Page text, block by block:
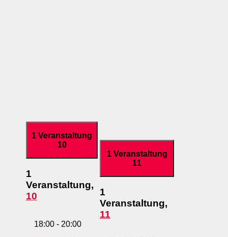
1 Veranstaltung
10
1
Veranstaltung,
10
18:00 - 20:00
1 Veranstaltung
11
1
Veranstaltung,
11